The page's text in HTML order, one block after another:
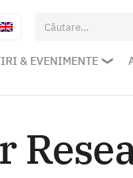
Caută
după:
& EVENIMENTE